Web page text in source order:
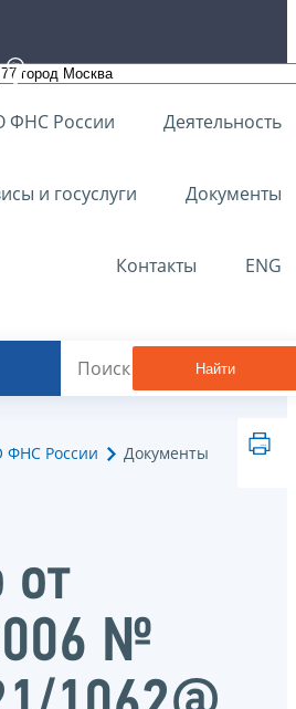
ФНС России Деятельность
и госуслуги Документы
Контакты ENG
Найти
ФНС России Документы
от
№